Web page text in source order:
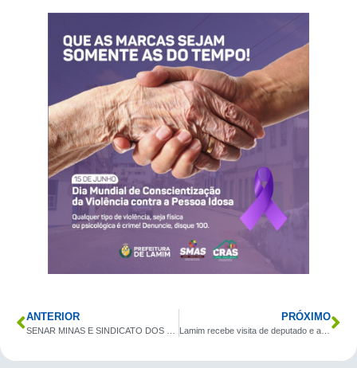
ANTERIOR PRÓXIMO
Lamim recebe visita de deputado e alcança 350 mil em emendas parlamentares.